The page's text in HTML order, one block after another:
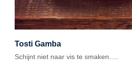
Tosti Gamba
Schijnt niet naar vis te smaken.....